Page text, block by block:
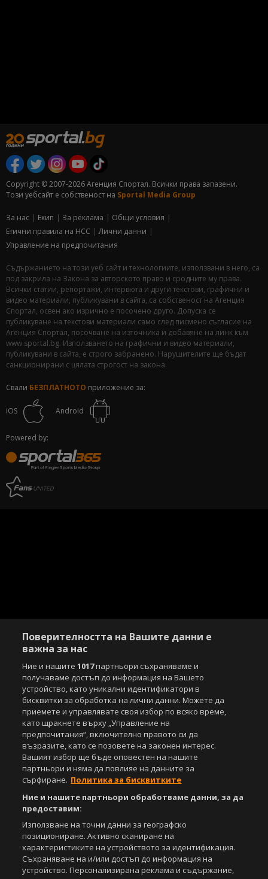
Copyright © 2007-2026 Агенция Спортал. Всички права запазени.
Този уебсайт е собственост на Sportal Media Group
За нас Екип За рекламa
Общи условия
Етични правила на НСС
Лични данни
Управление на предпочитания
Съдържанието на този уеб сайт и технологиите, използвани в него, са
под закрила на Закона за авторското право и сродните му права.
Всички статии, репортажи, интервюта и други текстови, графични и
видео материали, публикувани в сайта, са собственост на Агенция
Спортал, освен ако изрично е посочено друго. Допуска се
публикуване на текстови материали само след писмено съгласие на
Агенция Спортал, посочване на източника и добавяне на линк към
www.sportal.bg. Използването на графични и видео материали,
публикувани в сайта, е строго забранено. Нарушителите ще бъдат
санкционирани с цялата строгост на закона.
Свали БЕЗПЛАТНОТО приложение за:
iOS Android
Powered by:
Поверителността на Вашите данни е
важна за нас
Ние и нашите1017партньори съхраняваме и
получаваме достъп до информация на Вашето
устройство, като уникални идентификатори в
бисквитки за обработка на лични данни. Можете да
приемете и управлявате своя избор по всяко време,
като щракнете върху „Управление на
предпочитания“, включително правото си да
възразите, като се позовете на законен интерес.
Вашият избор ще бъде оповестен на нашите
партньори и няма да повлияе на данните за
сърфиране. Политика за бисквитките
Ние и нашите партньори обработваме данни, за да
предоставим:
Използване на точни данни за географско
позициониране. Активно сканиране на
характеристиките на устройството за идентификация.
Съхраняване на и/или достъп до информация на
устройство. Персонализирана реклама и съдържание,